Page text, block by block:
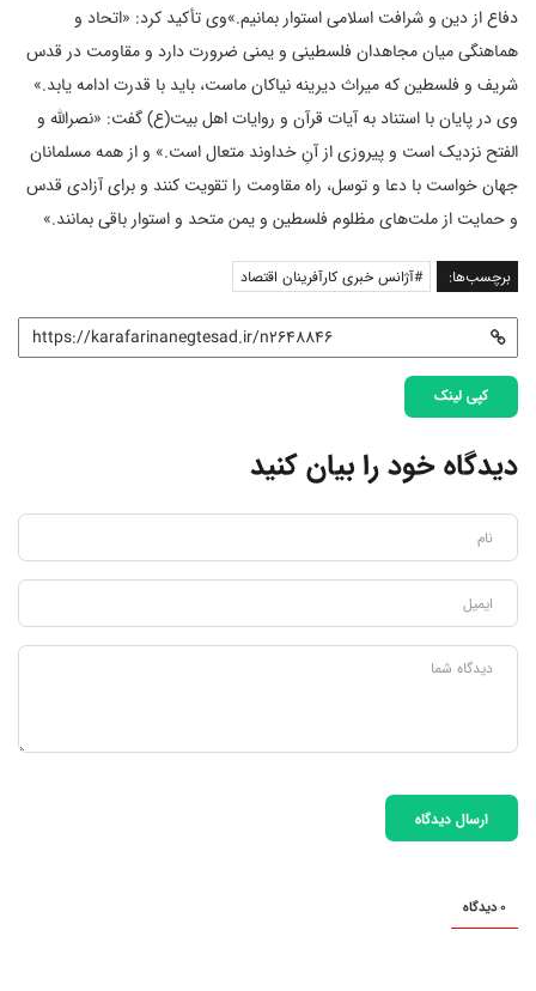
دفاع از دین و شرافت اسلامی استوار بمانیم.»وی تأکید کرد: «اتحاد و
هماهنگی میان مجاهدان فلسطینی و یمنی ضرورت دارد و مقاومت در قدس
شریف و فلسطین که میراث دیرینه نیاکان ماست، باید با قدرت ادامه یابد.»
وی در پایان با استناد به آیات قرآن و روایات اهل بیت(ع) گفت: «نصرالله و
الفتح نزدیک است و پیروزی از آنِ خداوند متعال است.» و از همه مسلمانان
جهان خواست با دعا و توسل، راه مقاومت را تقویت کنند و برای آزادی قدس
و حمایت از ملت‌های مظلوم فلسطین و یمن متحد و استوار باقی بمانند.»
برچسب‌ها: #آژانس خبری کارآفرینان اقتصاد
کپی لینک
دیدگاه خود را بیان کنید
ارسال دیدگاه
0 دیدگاه